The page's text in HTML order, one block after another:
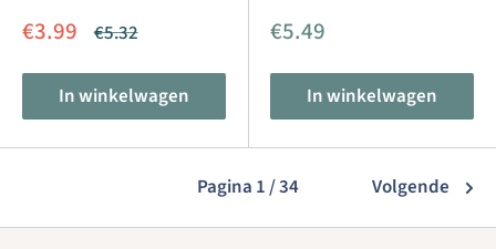
Aanbiedingsprijs
€3.99 Normale
€5.32
In winkelwagen
Aanbiedingsprijs
€5.49
In winkelwagen
Pagina 1 / 34 Volgende